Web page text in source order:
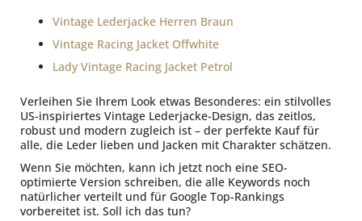
Vintage Lederjacke Herren Braun
Vintage Racing Jacket Offwhite
Lady Vintage Racing Jacket Petrol
Verleihen Sie Ihrem Look etwas Besonderes: ein stilvolles
US-inspiriertes Vintage Lederjacke-Design, das zeitlos,
robust und modern zugleich ist – der perfekte Kauf für
alle, die Leder lieben und Jacken mit Charakter schätzen.
Wenn Sie möchten, kann ich jetzt noch eine SEO-
optimierte Version schreiben, die alle Keywords noch
natürlicher verteilt und für Google Top-Rankings
vorbereitet ist. Soll ich das tun?